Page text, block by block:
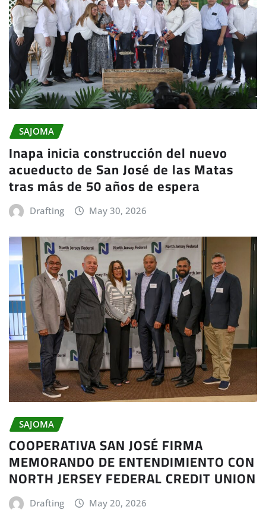
SAJOMA
Inapa inicia construcción del nuevo
acueducto de San José de las Matas
tras más de 50 años de espera
Drafting May 30, 2026
SAJOMA
COOPERATIVA SAN JOSÉ FIRMA
MEMORANDO DE ENTENDIMIENTO CON
NORTH JERSEY FEDERAL CREDIT UNION
Drafting May 20, 2026